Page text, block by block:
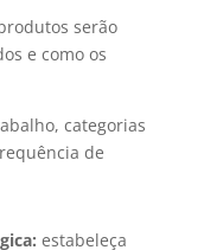
serão
e como os
categorias
de
estabeleça